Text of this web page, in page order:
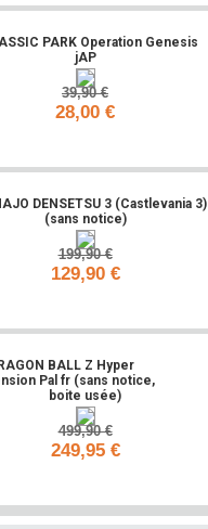
PARK Operation Genesis
jAP
39,90 €
28,00 €
DENSETSU 3 (Castlevania 3)
(sans notice)
199,90 €
129,90 €
BALL Z Hyper
Pal fr (sans notice,
boite usée)
499,90 €
249,95 €